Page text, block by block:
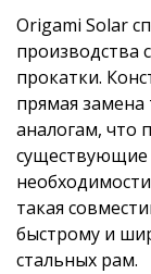
Origami Solar
производства
прокатки.
прямая
аналогам, что
существующие
такая
быстрому и
стальных рам.